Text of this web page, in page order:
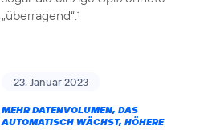
„überragend“.1
23. Januar 2023
MEHR DATENVOLUMEN, DAS
AUTOMATISCH WÄCHST, HÖHERE